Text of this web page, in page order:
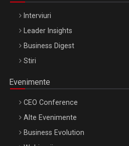
Interviuri
Leader Insights
Business Digest
Stiri
Evenimente
CEO Conference
Alte Evenimente
Business Evolution